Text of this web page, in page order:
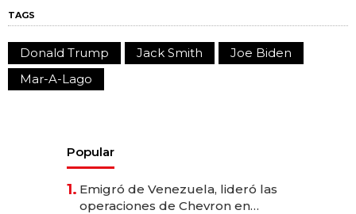
TAGS
Donald Trump Jack Smith
Joe Biden
Mar-A-Lago
Popular
1. Emigró de Venezuela, lideró las
operaciones de Chevron en